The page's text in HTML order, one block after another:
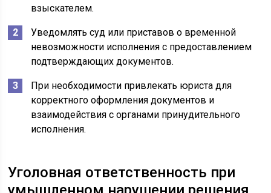
взыскателем.
Уведомлять суд или приставов о временной
невозможности исполнения с предоставлением
подтверждающих документов.
При необходимости привлекать юриста для
корректного оформления документов и
взаимодействия с органами принудительного
исполнения.
Уголовная ответственность при